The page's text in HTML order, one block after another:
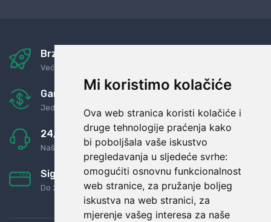
Mi koristimo kolačiće
Ova web stranica koristi kolačiće i
druge tehnologije praćenja kako
bi poboljšala vaše iskustvo
pregledavanja u sljedeće svrhe:
omogućiti osnovnu funkcionalnost
web stranice, za pružanje boljeg
iskustva na web stranici, za
mjerenje vašeg interesa za naše
Brza i sigurna dostava
Već za nekoliko dana kod vas
Garancija u povrat novaca
Jednostavno pravilo: Roba za novac
24/7 odlična podrška
Naši agenti uvijek na raspolaganju
Sigurno obročno plaćanje
Do 24 rata bez kamata